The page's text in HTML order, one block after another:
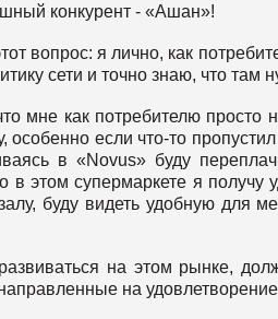
конкурент - «Ашан»!
вопрос: я лично, как
сети и точно знаю, что там
мне как потребителю
особенно если что-то
в «Novus» буду
в этом супермаркете я получу
буду видеть удобную для
развиваться на этом рынке,
на удовлетворение